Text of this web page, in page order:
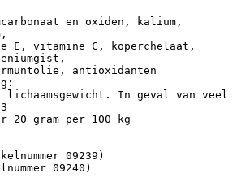
en oxiden, kalium,
E, vitamine C, koperchelaat,
antioxidanten
lichaamsgewicht. In geval van veel
20 gram per 100 kg
09239)
09240)